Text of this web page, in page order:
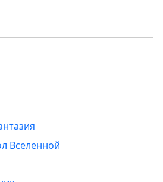
Вселенной